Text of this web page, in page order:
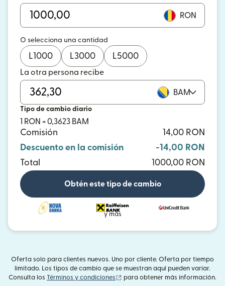
RON
O selecciona una cantidad
L1000 L3000 L5000
La otra persona recibe
BAM
Tipo de cambio diario
1 RON = 0,3623 BAM
Comisión
14,00 RON
Descuento en la comisión
-14,00 RON
Total
1000,00 RON
Obtén este tipo de cambio
y más
Oferta solo para clientes nuevos. Uno por cliente. Oferta por tiempo
limitado. Los tipos de cambio que se muestran aquí pueden variar.
Consulta los Términos y condiciones (se abre en una ventana nueva)
para obtener más información.